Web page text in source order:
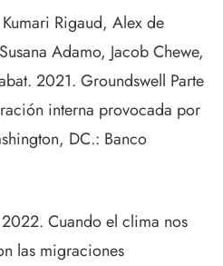
Rigaud, Alex de
Adamo, Jacob Chewe,
2021. Groundswell Parte
interna provocada por
DC.: Banco
Cuando el clima nos
las migraciones